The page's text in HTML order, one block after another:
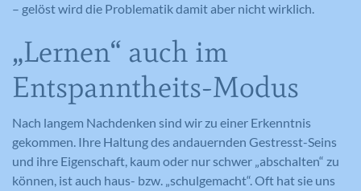
– gelöst wird die Problematik damit aber nicht wirklich.
„Lernen“ auch im
Entspanntheits-Modus
Nach langem Nachdenken sind wir zu einer Erkenntnis
gekommen. Ihre Haltung des andauernden Gestresst-Seins
und ihre Eigenschaft, kaum oder nur schwer „abschalten“ zu
können, ist auch haus- bzw. „schulgemacht“. Oft hat sie uns